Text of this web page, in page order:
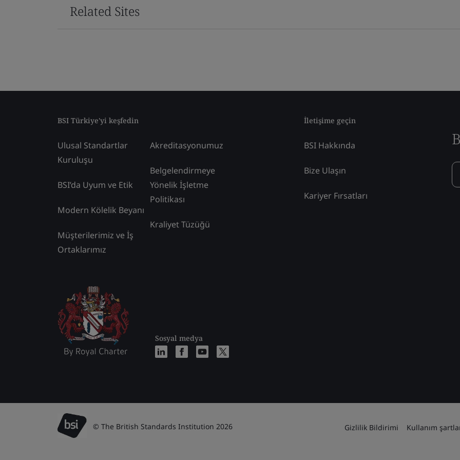
Related Sites
BSI Türkiye'yi keşfedin
Ulusal Standartlar
Kuruluşu
BSI’da Uyum ve Etik
Modern Kölelik Beyanı
Müşterilerimiz ve İş
Ortaklarımız
Akreditasyonumuz
Belgelendirmeye
Yönelik İşletme
Politikası
Kraliyet Tüzüğü
Sosyal medya
İletişime geçin
BSI Hakkında
Bize Ulaşın
Kariyer Fırsatları
© The British Standards Institution 2026 Gizlilik Bildirimi Kullanım